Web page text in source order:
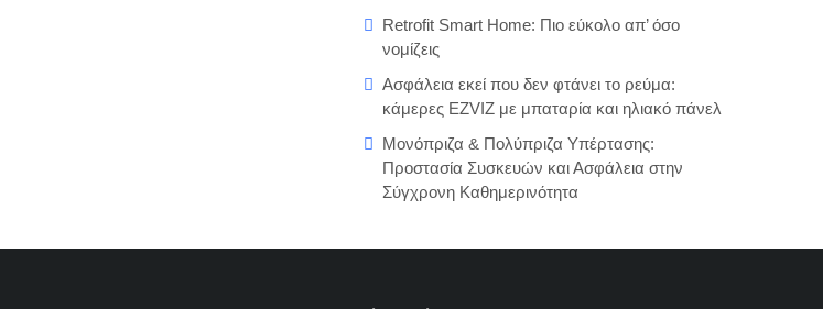
Retrofit Smart Home: Πιο εύκολο απ’ όσο
νομίζεις
Ασφάλεια εκεί που δεν φτάνει το ρεύμα:
κάμερες EZVIZ με μπαταρία και ηλιακό πάνελ
Μονόπριζα & Πολύπριζα Υπέρτασης:
Προστασία Συσκευών και Ασφάλεια στην
Σύγχρονη Καθημερινότητα